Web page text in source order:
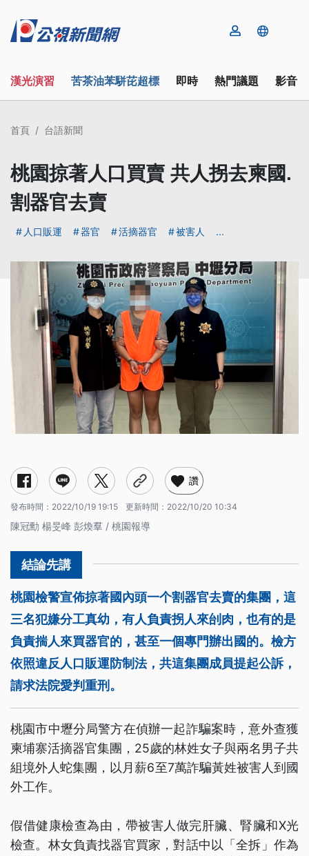
漢光演習 苦茶油苯駢芘超標 即時 熱門議題 影音
首頁 台語新聞
桃園掠著人口買賣 共人拐去柬國.
割器官去賣
人口販運 器官 活摘器官 被害人 ...
讚
發布時間： 2022/10/19 19:15 更新時間： 2022/10/20 10:34
陳冠勳 楊旻峰 彭煥羣 / 桃園報導
桃園檢警宣佈掠著國內頭一个割器官去賣的集團，這
三名犯嫌分工真幼，有人負責拐人來刣肉，也有的是
負責揣人來買器官的，甚至一個專門辦出國的。檢方
依照違反人口販運防制法，共這集團成員提起公訴，
請求法院愛判重刑。
桃園市中壢分局警方在偵辦一起詐騙案時，意外查獲
柬埔寨活摘器官集團，25歲的林姓女子與兩名男子共
組境外人蛇集團，以月薪6至7萬詐騙黃姓被害人到國
外工作。
假借健康檢查為由，帶被害人做完肝臟、腎臟和X光
檢查。林女負責找器官買家，對話中以「全拆」作為